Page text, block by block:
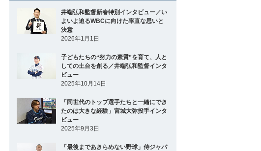
井端弘和監督新春特別インタビュー／い
よいよ迫るWBCに向けた率直な思いと
決意
2026年1月1日
子どもたちの“努力の素質”を育て、人と
しての土台を創る／井端弘和監督インタ
ビュー
2025年10月14日
「同世代のトップ選手たちと一緒にでき
たのは大きな経験」宮城大弥投手インタ
ビュー
2025年9月3日
「最後まであきらめない野球」侍ジャパ